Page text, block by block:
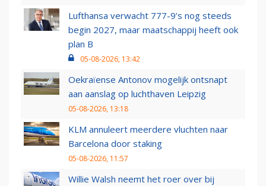
Lufthansa verwacht 777-9’s nog steeds
begin 2027, maar maatschappij heeft ook
plan B
05-08-2026, 13:42
Oekraïense Antonov mogelijk ontsnapt
aan aanslag op luchthaven Leipzig
05-08-2026, 13:18
KLM annuleert meerdere vluchten naar
Barcelona door staking
05-08-2026, 11:57
Willie Walsh neemt het roer over bij